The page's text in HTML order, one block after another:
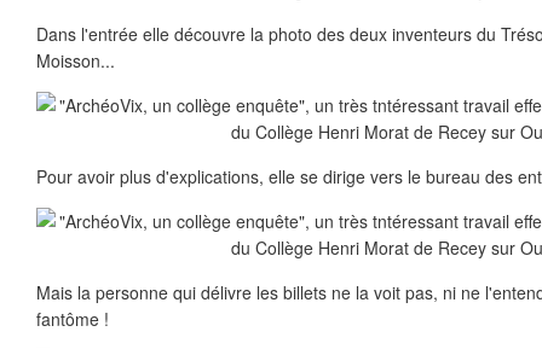
Dans l'entrée elle découvre la photo des deux inventeurs du
Moisson...
Pour avoir plus d'explications, elle se dirige vers le bureau des
Mais la personne qui délivre les billets ne la voit pas, ni ne
fantôme !